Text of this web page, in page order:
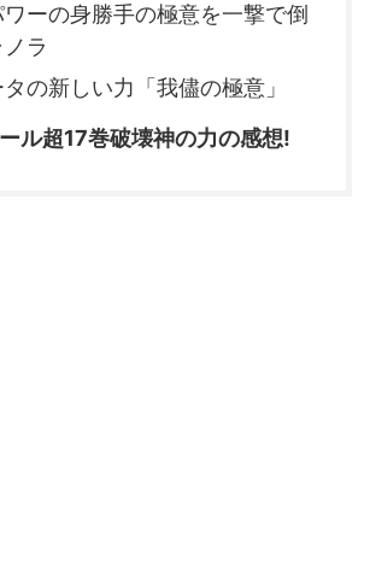
ワーの身勝手の極意を一撃で倒
ラ
の新しい力「我儘の極意」
ル超17巻破壊神の力の感想!